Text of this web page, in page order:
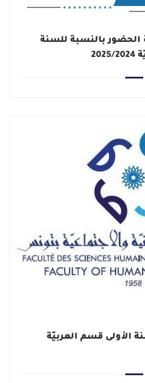
بالنسبة للسنة
الأولى قسم العربيّة